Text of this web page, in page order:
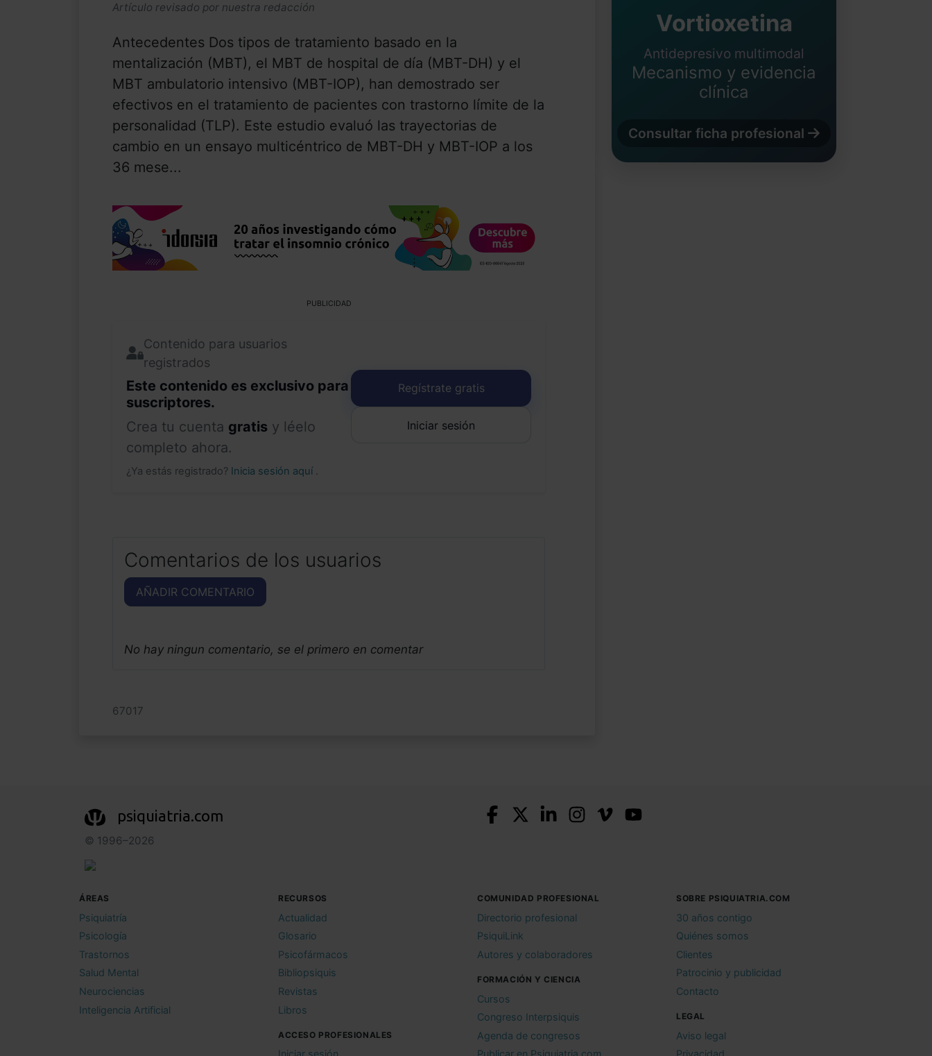
Artículo revisado por nuestra redacción
Antecedentes Dos tipos de tratamiento basado en la
mentalización (MBT), el MBT de hospital de día (MBT-DH) y el
MBT ambulatorio intensivo (MBT-IOP), han demostrado ser
efectivos en el tratamiento de pacientes con trastorno límite de la
personalidad (TLP). Este estudio evaluó las trayectorias de
cambio en un ensayo multicéntrico de MBT-DH y MBT-IOP a los
36 mese...
PUBLICIDAD
Contenido para usuarios
registrados
Este contenido es exclusivo para
suscriptores.
Crea tu cuenta gratis y léelo
completo ahora.
¿Ya estás registrado? Inicia sesión aquí .
Regístrate gratis
Iniciar sesión
Comentarios de los usuarios
AÑADIR COMENTARIO
No hay ningun comentario, se el primero en comentar
67017
Vortioxetina
Antidepresivo multimodal
Mecanismo y evidencia
clínica
Consultar ficha profesional
psiquiatria.com
© 1996–2026
ÁREAS
Psiquiatría
Psicología
Trastornos
Salud Mental
Neurociencias
Inteligencia Artificial
RECURSOS
Actualidad
Glosario
Psicofármacos
Bibliopsiquis
Revistas
Libros
ACCESO PROFESIONALES
COMUNIDAD PROFESIONAL
Directorio profesional
PsiquiLink
Autores y colaboradores
FORMACIÓN Y CIENCIA
Cursos
Congreso Interpsiquis
Agenda de congresos
SOBRE PSIQUIATRIA.COM
30 años contigo
Quiénes somos
Clientes
Patrocinio y publicidad
Contacto
LEGAL
Aviso legal